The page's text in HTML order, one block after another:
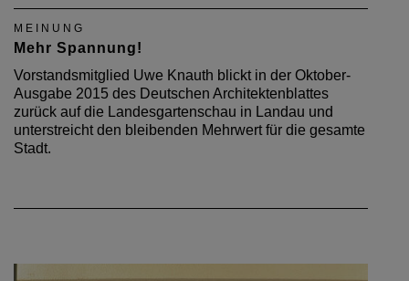
MEINUNG
Mehr Spannung!
Vorstandsmitglied Uwe Knauth blickt in der Oktober-
Ausgabe 2015 des Deutschen Architektenblattes
zurück auf die Landesgartenschau in Landau und
unterstreicht den bleibenden Mehrwert für die gesamte
Stadt.